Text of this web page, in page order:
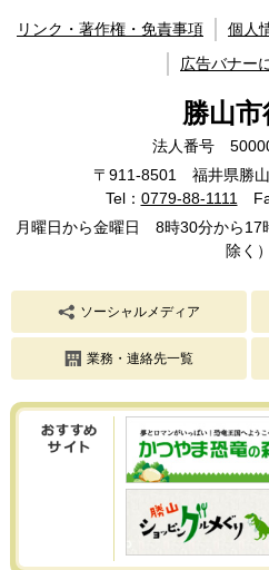
リンク・著作権・免責事項 個人
広告バナー
勝山
法人番号
〒911-8501 福井県勝
Tel： 0779-88-1111
月曜日から金曜日 8時30分から17
除く）
ソーシャルメディア
業務・連絡先一覧